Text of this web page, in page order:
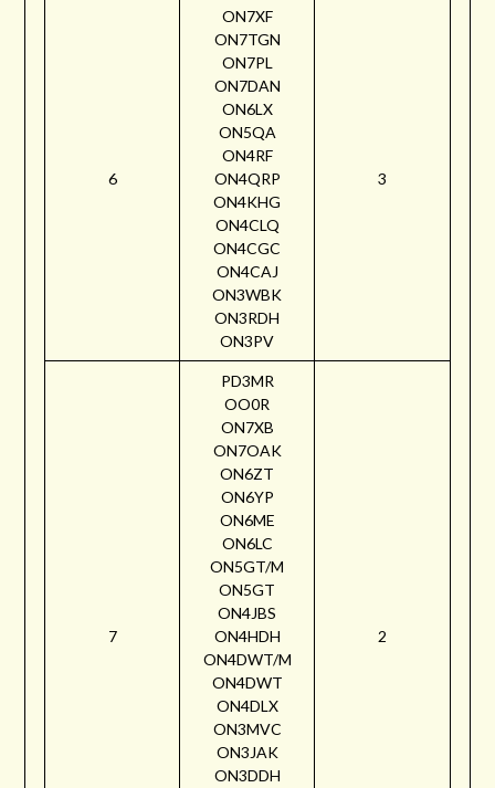
6
ON7XF
ON7TGN
ON7PL
ON7DAN
ON6LX
ON5QA
ON4RF
ON4QRP
ON4KHG
ON4CLQ
ON4CGC
ON4CAJ
ON3WBK
ON3RDH
ON3PV
3
7
PD3MR
OO0R
ON7XB
ON7OAK
ON6ZT
ON6YP
ON6ME
ON6LC
ON5GT/M
ON5GT
ON4JBS
ON4HDH
ON4DWT/M
ON4DWT
ON4DLX
ON3MVC
ON3JAK
ON3DDH
2